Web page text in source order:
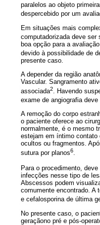
paralelos ao objeto
despercebido por um
Em situações mais
computadorizada deve ser
boa opção para a
devido à possibilidade de
presente caso.
A depender da região
Vascular. Sangramento
associada2
. Havendo
exame de angiografia
A remoção do corpo
o paciente oferece ao
normalmente, é o mesmo
estejam em íntimo contato
ocultos ou fragmentos.
sutura por planos6
Para o procedimento,
infecções nesse tipo de
Abscessos podem
comumente encontrado. A
e cefalosporina de última
No presente caso, o
geraçãono pré e pós-